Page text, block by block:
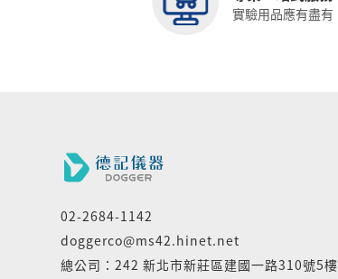
實驗用品應有盡有
02-2684-1142
doggerco@ms42.hinet.net
總公司：242 新北市新莊區建國一路310號5樓